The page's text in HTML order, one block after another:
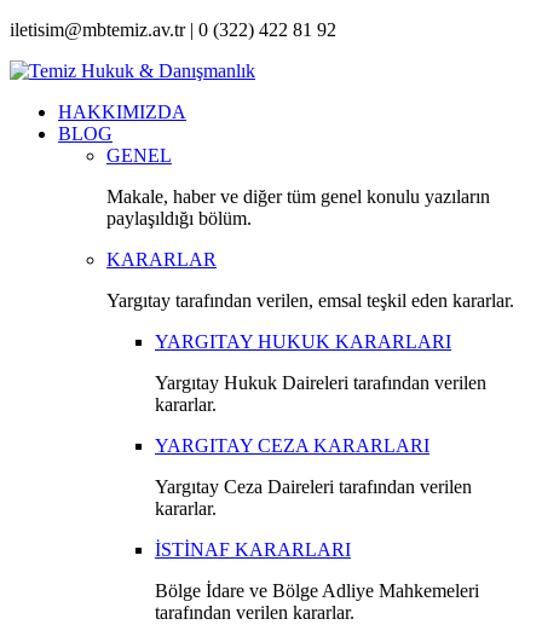
iletisim@mbtemiz.av.tr | 0 (322) 422 81 92
HAKKIMIZDA
BLOG
GENEL
Makale, haber ve diğer tüm genel konulu yazıların
paylaşıldığı bölüm.
KARARLAR
Yargıtay tarafından verilen, emsal teşkil eden kararlar.
YARGITAY HUKUK KARARLARI
Yargıtay Hukuk Daireleri tarafından verilen
kararlar.
YARGITAY CEZA KARARLARI
Yargıtay Ceza Daireleri tarafından verilen
kararlar.
İSTİNAF KARARLARI
Bölge İdare ve Bölge Adliye Mahkemeleri
tarafından verilen kararlar.